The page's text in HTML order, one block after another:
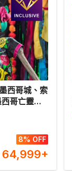
西哥城、索
哥亡靈
古城、夢
辦1團：10月
8% OFF
64,999+